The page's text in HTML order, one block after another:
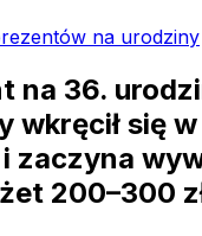
na urodziny
na 36.
wkręcił się
zaczyna
200–300